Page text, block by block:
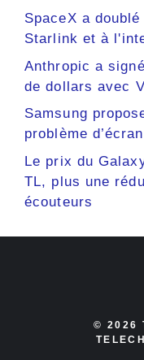
SpaceX a
Starlink et à
Anthropic a
de dollars avec
Samsung
problème
Le prix du
TL, plus une
écouteurs
© 2026